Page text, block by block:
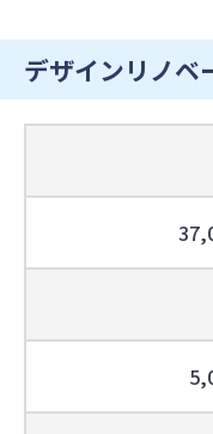
デザインリノベ